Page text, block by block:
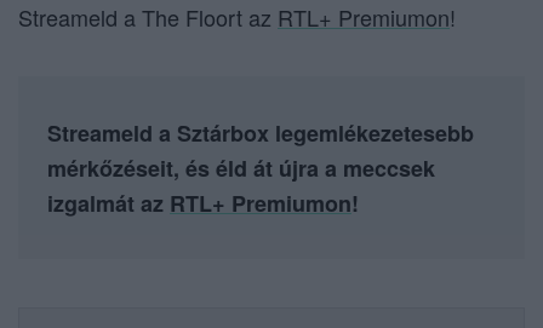
Streameld a The Floort az RTL+ Premiumon!
Streameld a Sztárbox legemlékezetesebb
mérkőzéseit, és éld át újra a meccsek
izgalmát az RTL+ Premiumon!